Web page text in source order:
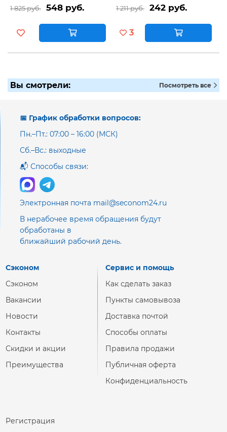
1 825 руб. 548 руб. 1 211 руб. 242 руб.
3
Вы смотрели: Посмотреть все
📅 График обработки вопросов:
Пн.–Пт.: 07:00 – 16:00 (МСК)
Сб.–Вс.: выходные
📬 Способы связи:
Электронная почта mail@seconom24.ru
В нерабочее время обращения будут
обработаны в
ближайший рабочий день.
Сэконом
Сэконом
Вакансии
Новости
Контакты
Скидки и акции
Преимущества
Сервис и помощь
Как сделать заказ
Пункты самовывоза
Доставка почтой
Способы оплаты
Правила продажи
Публичная оферта
Конфиденциальность
Регистрация